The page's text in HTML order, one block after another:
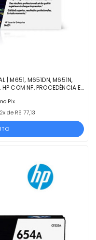
| M651, M651DN, M651N,
COM NF, PROCEDÊNCIA E
no Pix
de R$ 77,13